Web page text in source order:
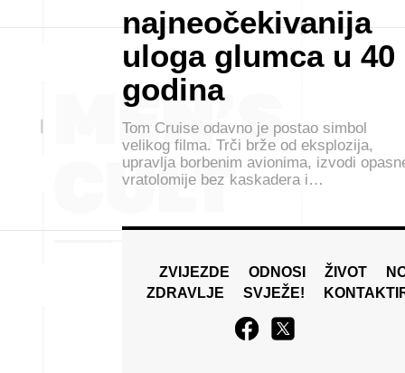
najneočekivanija
uloga glumca u 40
godina
Tom Cruise odavno je postao simbol
velikog filma. Trči brže od eksplozija,
upravlja borbenim avionima, izvodi
vratolomije bez kaskadera i…
ZVIJEZDE ODNOSI ŽIVOT
ZDRAVLJE
SVJEŽE!